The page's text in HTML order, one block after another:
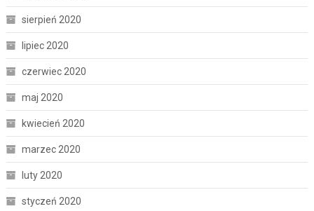
sierpień 2020
lipiec 2020
czerwiec 2020
maj 2020
kwiecień 2020
marzec 2020
luty 2020
styczeń 2020